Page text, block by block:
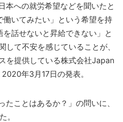
本への就労希望などを聞いたと
いてみたい」という希望を持
話せないと昇給できない」と
して不安を感じていることが、
を提供している株式会社Japan
年3月17日の発表。
ことはあるか？」の問いに、
。